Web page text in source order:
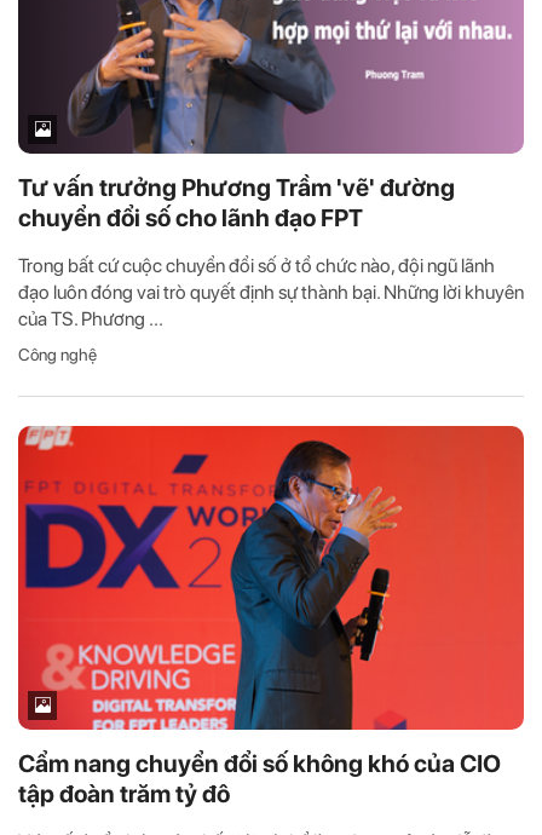
Tư vấn trưởng Phương Trầm 'vẽ' đường
chuyển đổi số cho lãnh đạo FPT
Trong bất cứ cuộc chuyển đổi số ở tổ chức nào, đội ngũ lãnh
đạo luôn đóng vai trò quyết định sự thành bại. Những lời khuyên
của TS. Phương ...
Công nghệ
Cẩm nang chuyển đổi số không khó của CIO
tập đoàn trăm tỷ đô